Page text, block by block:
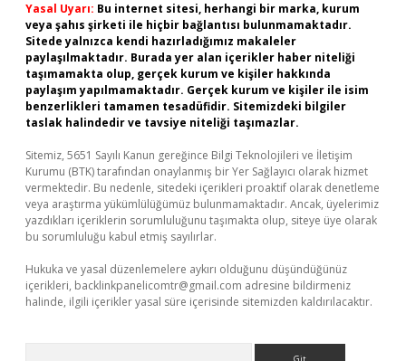
Yasal Uyarı: Bu internet sitesi, herhangi bir marka, kurum
veya şahıs şirketi ile hiçbir bağlantısı bulunmamaktadır.
Sitede yalnızca kendi hazırladığımız makaleler
paylaşılmaktadır. Burada yer alan içerikler haber niteliği
taşımamakta olup, gerçek kurum ve kişiler hakkında
paylaşım yapılmamaktadır. Gerçek kurum ve kişiler ile isim
benzerlikleri tamamen tesadüfidir. Sitemizdeki bilgiler
taslak halindedir ve tavsiye niteliği taşımazlar.
Sitemiz, 5651 Sayılı Kanun gereğince Bilgi Teknolojileri ve İletişim
Kurumu (BTK) tarafından onaylanmış bir Yer Sağlayıcı olarak hizmet
vermektedir. Bu nedenle, sitedeki içerikleri proaktif olarak denetleme
veya araştırma yükümlülüğümüz bulunmamaktadır. Ancak, üyelerimiz
yazdıkları içeriklerin sorumluluğunu taşımakta olup, siteye üye olarak
bu sorumluluğu kabul etmiş sayılırlar.
Hukuka ve yasal düzenlemelere aykırı olduğunu düşündüğünüz
içerikleri, backlinkpanelicomtr@gmail.com adresine bildirmeniz
halinde, ilgili içerikler yasal süre içerisinde sitemizden kaldırılacaktır.